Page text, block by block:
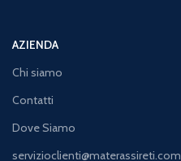
AZIENDA
Chi siamo
Contatti
Dove Siamo
servizioclienti@materassireti.com